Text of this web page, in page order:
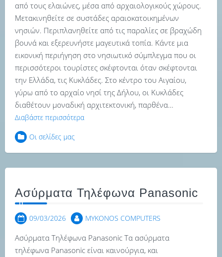
από τους ελαιώνες, μέσα από αρχαιολογικούς χώρους.
Μετακινηθείτε σε συστάδες αραιοκατοικημένων
νησιών. Περιπλανηθείτε από τις παραλίες σε βραχώδη
βουνά και εξερευνήστε μαγευτικά τοπία. Κάντε μια
εικονική περιήγηση στο νησιωτικό σύμπλεγμα που οι
περισσότεροι τουρίστες σκέφτονται όταν σκέφτονται
την Ελλάδα, τις Κυκλάδες. Στο κέντρο του Αιγαίου,
γύρω από το αρχαίο νησί της Δήλου, οι Κυκλάδες
διαθέτουν μοναδική αρχιτεκτονική, παρθένα…
Διαβάστε περισσότερα
Οι σελίδες μας
Ασύρματα Τηλέφωνα Panasonic
09/03/2026 MYKONOS COMPUTERS
Ασύρματα Τηλέφωνα Panasonic Τα ασύρματα
τηλέφωνα Panasonic είναι καινούργια, και